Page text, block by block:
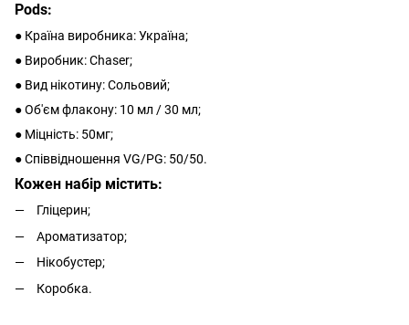
Pods:
● Країна виробника: Україна;
● Виробник: Chaser;
● Вид нікотину: Сольовий;
● Об'єм флакону: 10 мл / 30 мл;
● Міцність: 50мг;
● Співвідношення VG/PG: 50/50.
Кожен набір містить:
Гліцерин;
Ароматизатор;
Нікобустер;
Коробка.